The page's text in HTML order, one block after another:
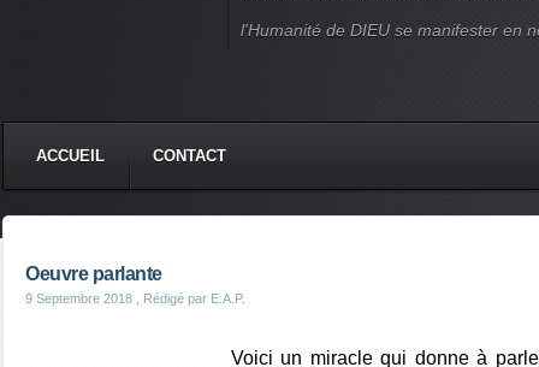
l'Humanité de DIEU se manifester en
ACCUEIL CONTACT
Oeuvre parlante
9 Septembre 2018 , Rédigé par E.A.P.
Voici un miracle qui donne à